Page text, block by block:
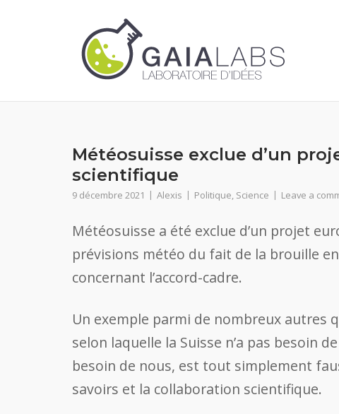
Météosuisse exclue d’un
scientifique
9 décembre 2021 Alexis Politique, Science Leave a
Météosuisse a été exclue d’un projet
prévisions météo du fait de la brouille
concernant l’accord-cadre.
Un exemple parmi de nombreux autres
selon laquelle la Suisse n’a pas besoin
besoin de nous, est tout simplement
savoirs et la collaboration scientifique.